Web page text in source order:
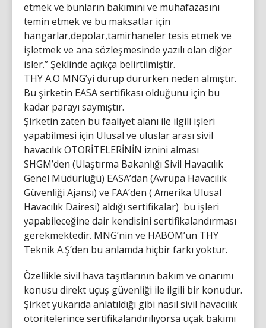
etmek ve bunların bakımını ve muhafazasını
temin etmek ve bu maksatlar için
hangarlar,depolar,tamirhaneler tesis etmek ve
işletmek ve ana sözleşmesinde yazılı olan diğer
isler.” Şeklinde açıkça belirtilmiştir.
THY A.O MNG’yi durup dururken neden almıştır.
Bu şirketin EASA sertifikası olduğunu için bu
kadar parayı saymıştır.
Şirketin zaten bu faaliyet alanı ile ilgili işleri
yapabilmesi için Ulusal ve uluslar arası sivil
havacılık OTORİTELERİNİN iznini alması
SHGM’den (Ulaştırma Bakanlığı Sivil Havacılık
Genel Müdürlüğü) EASA’dan (Avrupa Havacılık
Güvenliği Ajansı) ve FAA’den ( Amerika Ulusal
Havacılık Dairesi) aldığı sertifikalar) bu işleri
yapabileceğine dair kendisini sertifikalandırması
gerekmektedir. MNG’nin ve HABOM’un THY
Teknik A.Ş’den bu anlamda hiçbir farkı yoktur.
Özellikle sivil hava taşıtlarının bakım ve onarımı
konusu direkt uçuş güvenliği ile ilgili bir konudur.
Şirket yukarıda anlatıldığı gibi nasıl sivil havacılık
otoritelerince sertifikalandırılıyorsa uçak bakımı